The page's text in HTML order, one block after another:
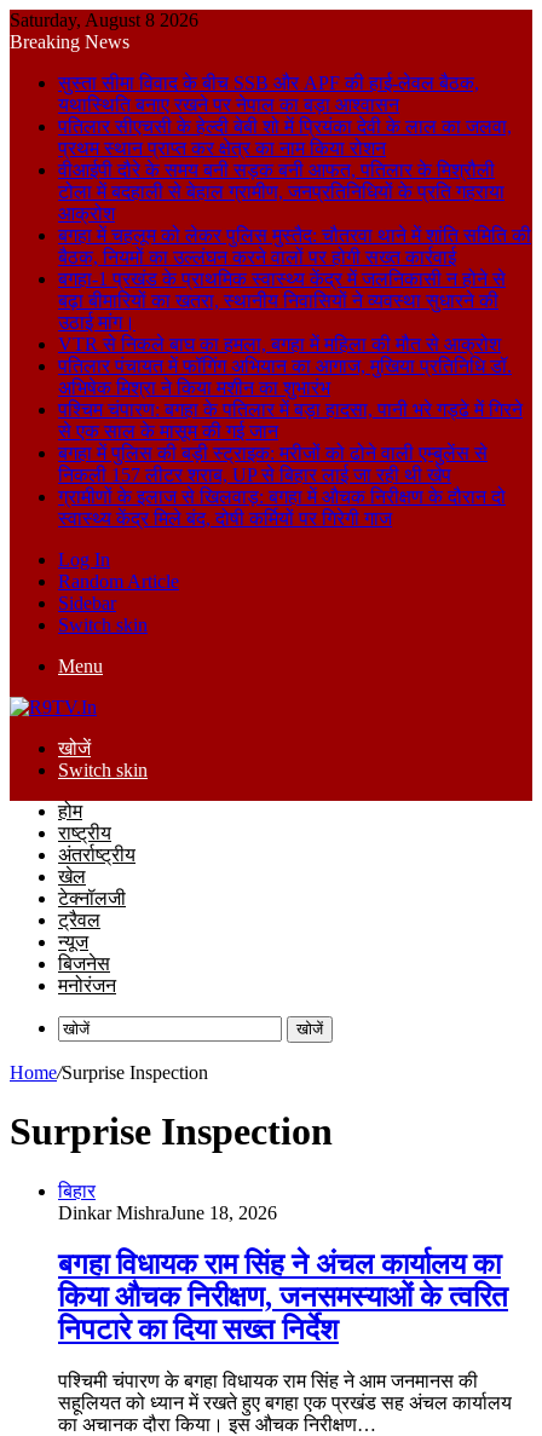
Saturday, August 8 2026
Breaking News
सुस्ता सीमा विवाद के बीच SSB और APF की हाई-लेवल बैठक,
यथास्थिति बनाए रखने पर नेपाल का बड़ा आश्वासन
पतिलार सीएचसी के हेल्दी बेबी शो में प्रियंका देवी के लाल का जलवा,
प्रथम स्थान प्राप्त कर क्षेत्र का नाम किया रोशन
वीआईपी दौरे के समय बनी सड़क बनी आफत, पतिलार के मिश्रौली
टोला में बदहाली से बेहाल ग्रामीण, जनप्रतिनिधियों के प्रति गहराया
आक्रोश
बगहा में चहलूम को लेकर पुलिस मुस्तैद: चौतरवा थाने में शांति समिति की
बैठक, नियमों का उल्लंघन करने वालों पर होगी सख्त कार्रवाई
बगहा-1 प्रखंड के प्राथमिक स्वास्थ्य केंद्र में जलनिकासी न होने से
बढ़ा बीमारियों का खतरा, स्थानीय निवासियों ने व्यवस्था सुधारने की
उठाई मांग।
VTR से निकले बाघ का हमला, बगहा में महिला की मौत से आक्रोश
पतिलार पंचायत में फॉगिंग अभियान का आगाज, मुखिया प्रतिनिधि डॉ.
अभिषेक मिश्रा ने किया मशीन का शुभारंभ
पश्चिम चंपारण: बगहा के पतिलार में बड़ा हादसा, पानी भरे गड्ढे में गिरने
से एक साल के मासूम की गई जान
बगहा में पुलिस की बड़ी स्ट्राइक: मरीजों को ढोने वाली एम्बुलेंस से
निकली 157 लीटर शराब, UP से बिहार लाई जा रही थी खेप
ग्रामीणों के इलाज से खिलवाड़: बगहा में औचक निरीक्षण के दौरान दो
स्वास्थ्य केंद्र मिले बंद, दोषी कर्मियों पर गिरेगी गाज
Log In
Random Article
Sidebar
Switch skin
Menu
खोजें
Switch skin
होम
राष्ट्रीय
अंतर्राष्ट्रीय
खेल
टेक्नॉलजी
ट्रैवल
न्यूज
बिजनेस
मनोरंजन
खोजें
Home/Surprise Inspection
Surprise Inspection
बिहार
Dinkar MishraJune 18, 2026
बगहा विधायक राम सिंह ने अंचल कार्यालय का
किया औचक निरीक्षण, जनसमस्याओं के त्वरित
निपटारे का दिया सख्त निर्देश
पश्चिमी चंपारण के बगहा विधायक राम सिंह ने आम जनमानस की
सहूलियत को ध्यान में रखते हुए बगहा एक प्रखंड सह अंचल कार्यालय
का अचानक दौरा किया। इस औचक निरीक्षण…